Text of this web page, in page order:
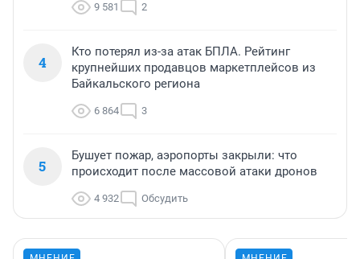
9 581 2
4
Кто потерял из-за атак БПЛА. Рейтинг
крупнейших продавцов маркетплейсов из
Байкальского региона
6 864 3
5
Бушует пожар, аэропорты закрыли: что
происходит после массовой атаки дронов
4 932 Обсудить